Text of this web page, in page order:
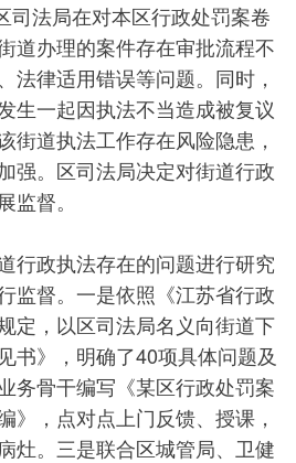
法局在对本区行政处罚案卷
道办理的案件存在审批流程不
法律适用错误等问题。同时，
生一起因执法不当造成被复议
街道执法工作存在风险隐患，
强。区司法局决定对街道行政
督。
政执法存在的问题进行研究
监督。一是依照《江苏省行政
定，以区司法局名义向街道下
书》，明确了40项具体问题及
务骨干编写《某区行政处罚案
》，点对点上门反馈、授课，
灶。三是联合区城管局、卫健